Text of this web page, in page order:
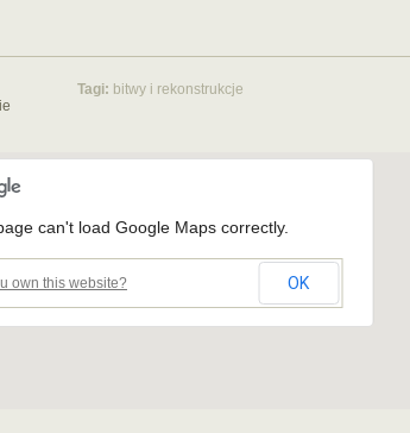
Tagi: bitwy i rekonstrukcje
can't load Google Maps correctly.
own this website? OK